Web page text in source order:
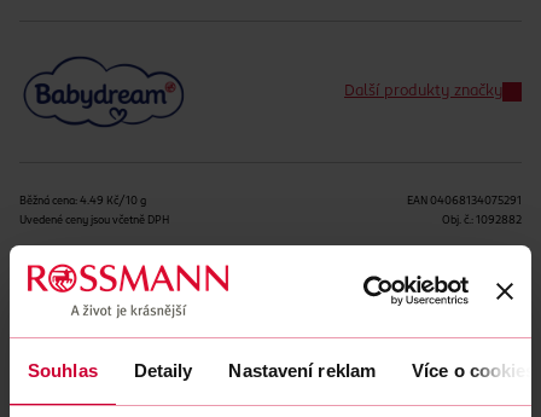
Souhlas Detaily Nastavení reklam Více o cookies
Další produkty značky
Běžná cena: 4.49 Kč/10 g
Uvedené ceny jsou včetně DPH
EAN 04068134075291
Obj. č.: 1092882
Podobné produkty